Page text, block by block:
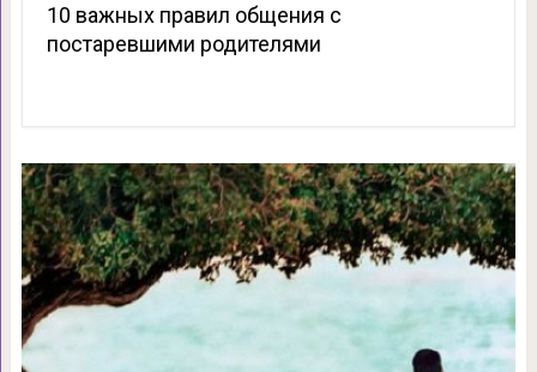
10 важных правил общения с
постаревшими родителями